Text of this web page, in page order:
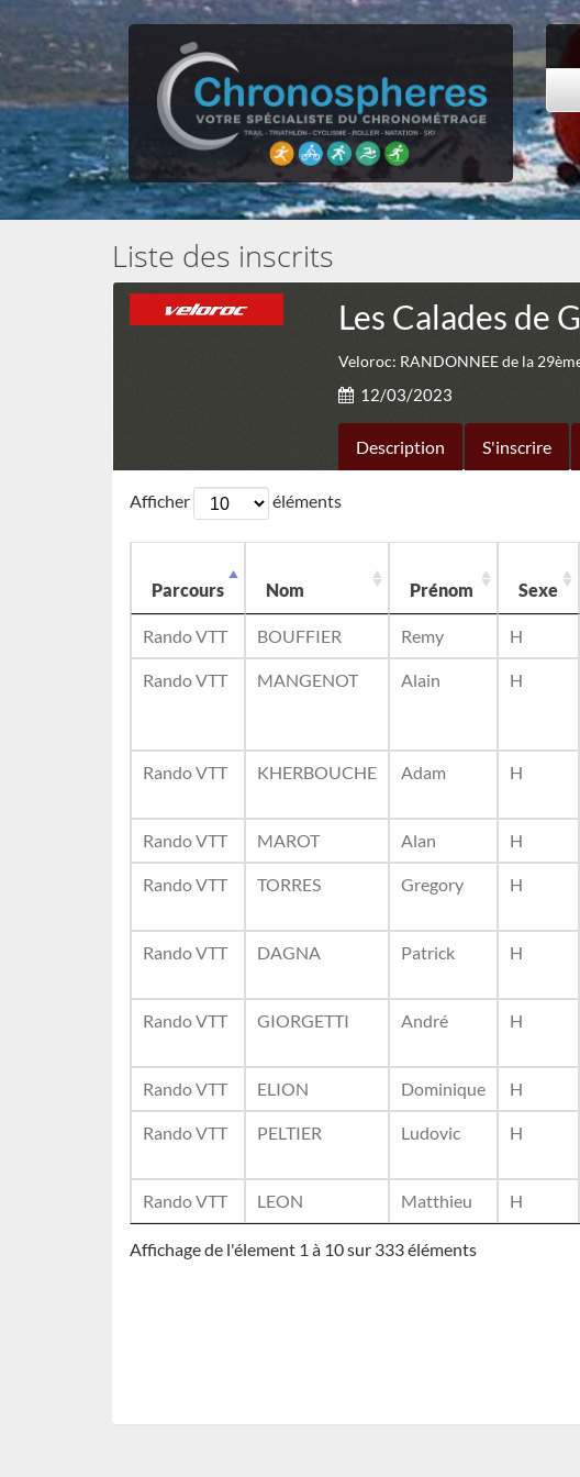
Liste des inscrits
Les Calades de
Veloroc: RANDONNEE de la
12/03/2023
Description S'inscrire
Afficher éléments
Parcours Nom Prénom Sexe
Rando VTT BOUFFIER Remy H
Rando VTT MANGENOT Alain H
Rando VTT KHERBOUCHE Adam H
Rando VTT MAROT Alan H
Rando VTT TORRES Gregory H
Rando VTT DAGNA Patrick H
Rando VTT GIORGETTI André H
Rando VTT ELION Dominique H
Rando VTT PELTIER Ludovic H
Rando VTT LEON Matthieu H
Affichage de l'élement 1 à 10 sur 333 éléments